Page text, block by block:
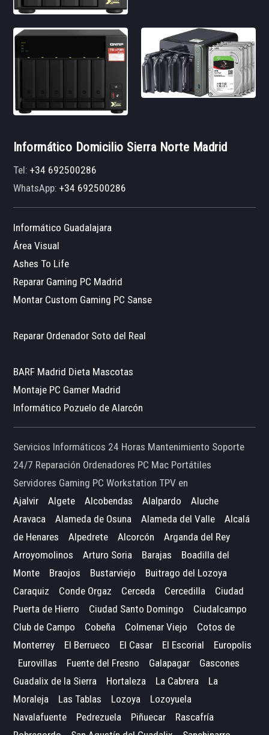
Informático Domicilio Sierra Norte Madrid
Tel:+34 692500286
WhatsApp:+34 692500286
Informático Guadalajara
Área Visual
Ashes To Life
Reparar Gaming PC Madrid
Montar Custom Gaming PC Sanse
Reparar Ordenador Soto del Real
BARF Madrid Dieta Mascotas
Montaje PC Gamer Madrid
Informático Pozuelo de Alarcón
Servicios Informáticos 24 Horas Mantenimiento Soporte
24/7 Reparación Ordenadores PC Mac Portátiles
Servidores Gaming PC Workstation TPV en
Ajalvir
Algete Alcobendas Alalpardo
Aluche
Aravaca
Alameda de Osuna Alameda del Valle
Alcalá
de Henares
Alpedrete Alcorcón
Arganda del Rey
Arroyomolinos
Arturo Soria Barajas
Boadilla del
Monte
Braojos Bustarviejo
Buitrago del Lozoya
Caraquiz
Conde Orgaz Cerceda Cercedilla
Ciudad
Puerta de Hierro
Ciudad Santo Domingo
Ciudalcampo
Club de Campo
Cobeña Colmenar Viejo
Cotos de
Monterrey
El Berrueco El Casar El Escorial
Europolis
Eurovillas
Fuente del Fresno Galapagar
Gascones
Guadalix de la Sierra
Hortaleza La Cabrera
La
Moraleja
Las Tablas Lozoya
Lozoyuela
Navalafuente
Pedrezuela Piñuecar
Rascafría